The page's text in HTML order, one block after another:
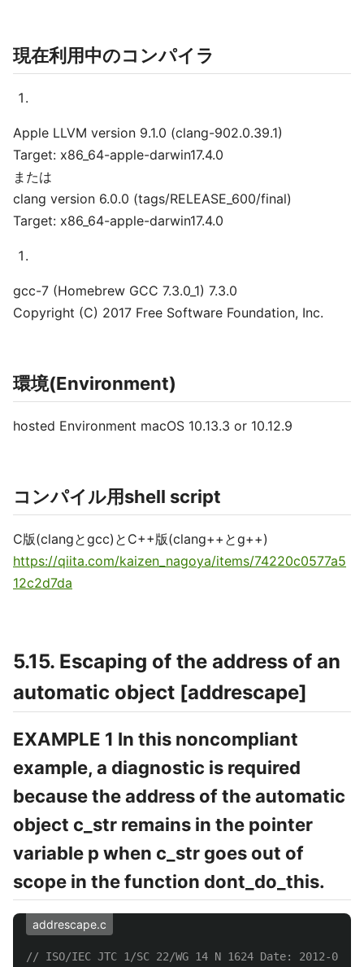
現在利用中のコンパイラ
Apple LLVM version 9.1.0 (clang-902.0.39.1)
Target: x86_64-apple-darwin17.4.0
または
clang version 6.0.0 (tags/RELEASE_600/final)
Target: x86_64-apple-darwin17.4.0
gcc-7 (Homebrew GCC 7.3.0_1) 7.3.0
Copyright (C) 2017 Free Software Foundation, Inc.
環境(Environment)
hosted Environment macOS 10.13.3 or 10.12.9
コンパイル用shell script
C版(clangとgcc)とC++版(clang++とg++)
https://qiita.com/kaizen_nagoya/items/74220c0577a5
12c2d7da
5.15. Escaping of the address of an
automatic object [addrescape]
EXAMPLE 1 In this noncompliant
example, a diagnostic is required
because the address of the automatic
object c_str remains in the pointer
variable p when c_str goes out of
scope in the function dont_do_this.
addrescape.c
// ISO/IEC JTC 1/SC 22/WG 14 N 1624 Date: 2012-06-